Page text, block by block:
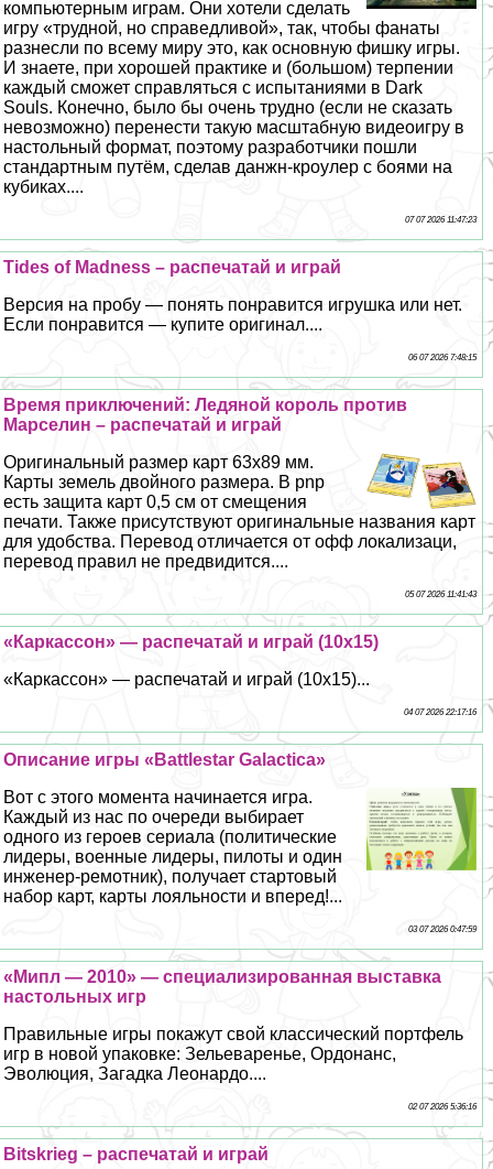
компьютерным играм. Они хотели сделать
игру «трудной, но справедливой», так, чтобы фанаты
разнесли по всему миру это, как основную фишку игры.
И знаете, при хорошей пpaктике и (большом) терпении
каждый сможет справляться с испытаниями в Dark
Souls. Конечно, было бы очень трудно (если не сказать
невозможно) перенести такую масштабную видеоигру в
настольный формат, поэтому разработчики пошли
стандартным путём, сделав данжн-кроулер с боями на
кубиках....
07 07 2026 11:47:23
Tides of Madness – распечатай и играй
Версия на пробу — понять понравится игрушка или нет.
Если понравится — купите оригинал....
06 07 2026 7:48:15
Время приключений: Ледяной король против
Марселин – распечатай и играй
Оригинальный размер карт 63х89 мм.
Карты земель двойного размера. В pnp
есть защита карт 0,5 см от смещения
печати. Также присутствуют оригинальные названия карт
для удобства. Перевод отличается от офф локализаци,
перевод правил не предвидится....
05 07 2026 11:41:43
«Каркассон» — распечатай и играй (10х15)
«Каркассон» — распечатай и играй (10х15)...
04 07 2026 22:17:16
Описание игры «Battlestar Galactica»
Вот с этого момента начинается игра.
Каждый из нас по очереди выбирает
одного из героев сериала (политические
лидеры, военные лидеры, пилоты и один
инженер-ремотник), получает стартовый
набор карт, карты лояльности и вперед!...
03 07 2026 0:47:59
«Мипл — 2010» — специализированная выставка
настольных игр
Правильные игры покажут свой классический портфель
игр в новой упаковке: Зельеваренье, Ордонанс,
Эволюция, Загадка Леонардо....
02 07 2026 5:36:16
Bitskrieg – распечатай и играй